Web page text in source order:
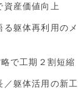
資産価値向上
る躯体再利用のメ
で工期２割短縮
／躯体活用の新工